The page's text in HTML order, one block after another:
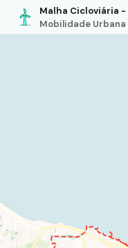
Malha Cicloviária
Mobilidade Urbana